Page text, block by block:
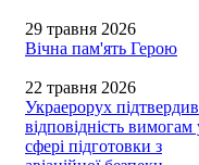
29 травня 2026
Вічна пам'ять Герою
22 травня 2026
Украерорух підтвердив
відповідність вимогам
сфері підготовки з